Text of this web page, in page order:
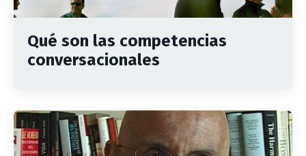
Qué son las competencias
conversacionales